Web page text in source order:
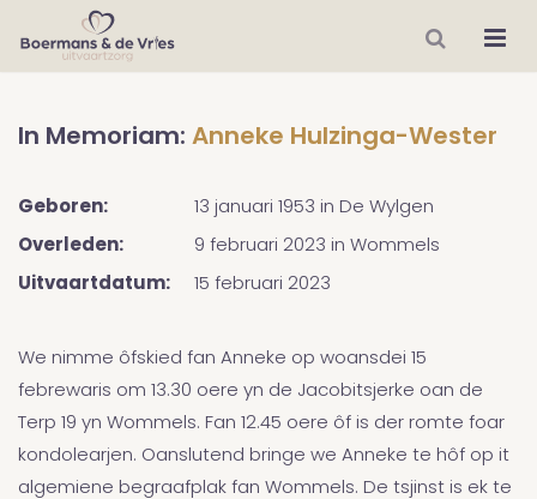
In Memoriam: Anneke Hulzinga-Wester
Geboren: 13 januari 1953 in De Wylgen
Overleden: 9 februari 2023 in Wommels
Uitvaartdatum: 15 februari 2023
We nimme ôfskied fan Anneke op woansdei 15
febrewaris om 13.30 oere yn de Jacobitsjerke oan de
Terp 19 yn Wommels. Fan 12.45 oere ôf is der romte foar
kondolearjen. Oanslutend bringe we Anneke te hôf op it
algemiene begraafplak fan Wommels. De tsjinst is ek te